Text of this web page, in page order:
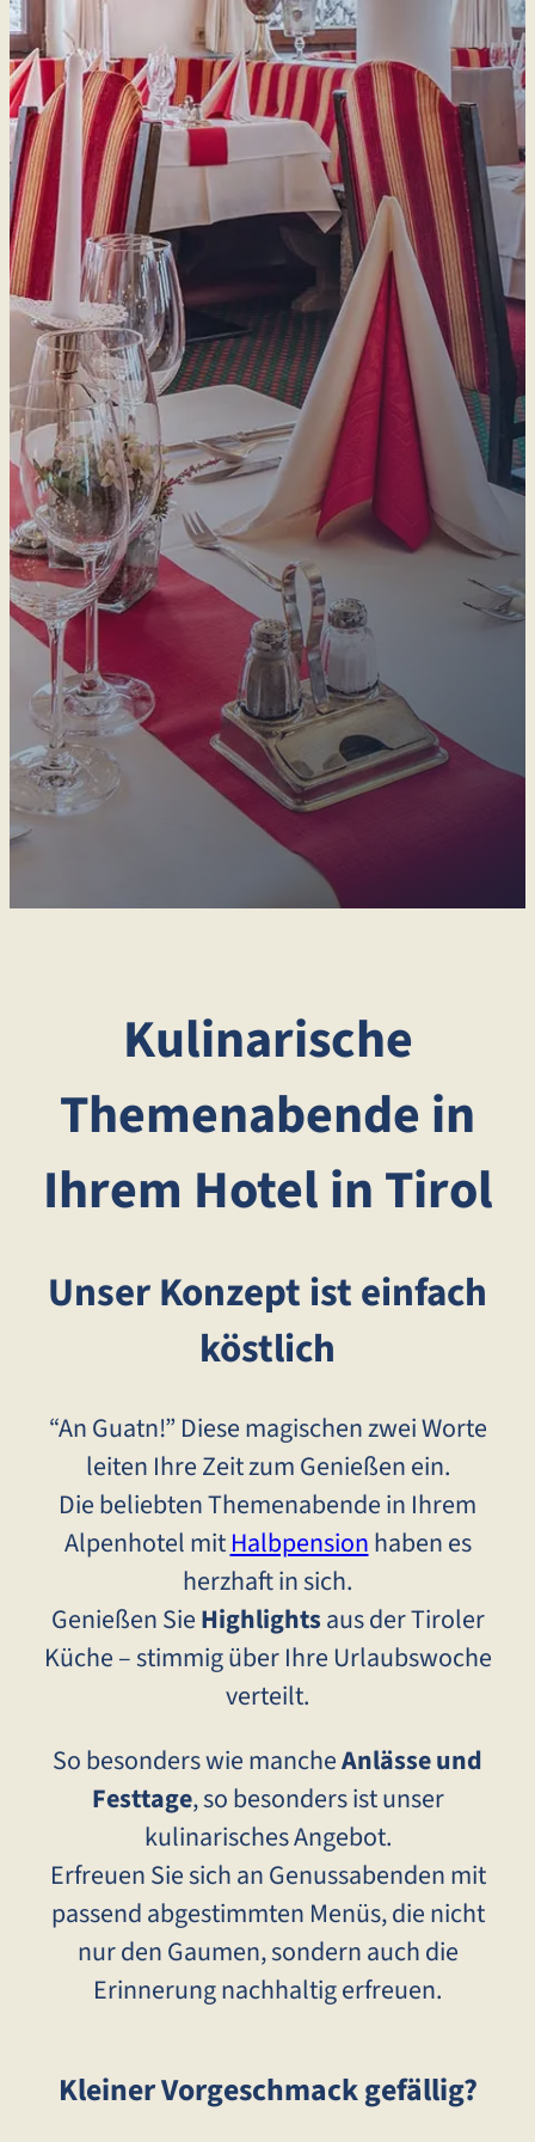
Kulinarische
Themenabende in
Ihrem Hotel in Tirol
Unser Konzept ist einfach
köstlich
“An Guatn!” Diese magischen zwei Worte
leiten Ihre Zeit zum Genießen ein.
Die beliebten Themenabende in Ihrem
Alpenhotel mitHalbpensionhaben es
herzhaft in sich.
Genießen SieHighlightsaus der Tiroler
Küche – stimmig über Ihre Urlaubswoche
verteilt.
So besonders wie mancheAnlässe und
Festtage, so besonders ist unser
kulinarisches Angebot.
Erfreuen Sie sich an Genussabenden mit
passend abgestimmten Menüs, die nicht
nur den Gaumen, sondern auch die
Erinnerung nachhaltig erfreuen.
Kleiner Vorgeschmack gefällig?